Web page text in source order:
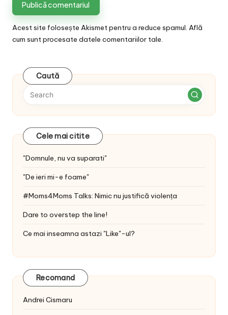
Acest site folosește Akismet pentru a reduce spamul. Află
cum sunt procesate datele comentariilor tale.
Caută
Cele mai citite
"Domnule, nu va suparati"
"De ieri mi-e foame"
#Moms4Moms Talks: Nimic nu justifică violența
Dare to overstep the line!
Ce mai inseamna astazi "Like"-ul?
Recomand
Andrei Cismaru